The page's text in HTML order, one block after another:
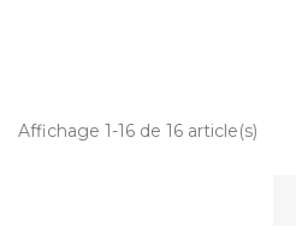
Affichage 1-16 de 16 article(s)